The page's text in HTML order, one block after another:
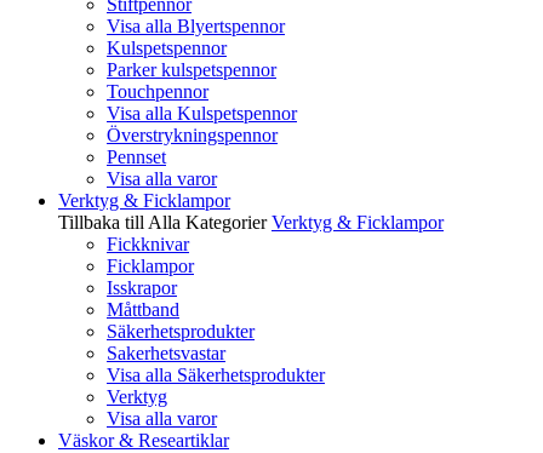
Stiftpennor
Visa alla Blyertspennor
Kulspetspennor
Parker kulspetspennor
Touchpennor
Visa alla Kulspetspennor
Överstrykningspennor
Pennset
Visa alla varor
Verktyg & Ficklampor
Tillbaka till Alla Kategorier Verktyg & Ficklampor
Fickknivar
Ficklampor
Isskrapor
Måttband
Säkerhetsprodukter
Sakerhetsvastar
Visa alla Säkerhetsprodukter
Verktyg
Visa alla varor
Väskor & Researtiklar